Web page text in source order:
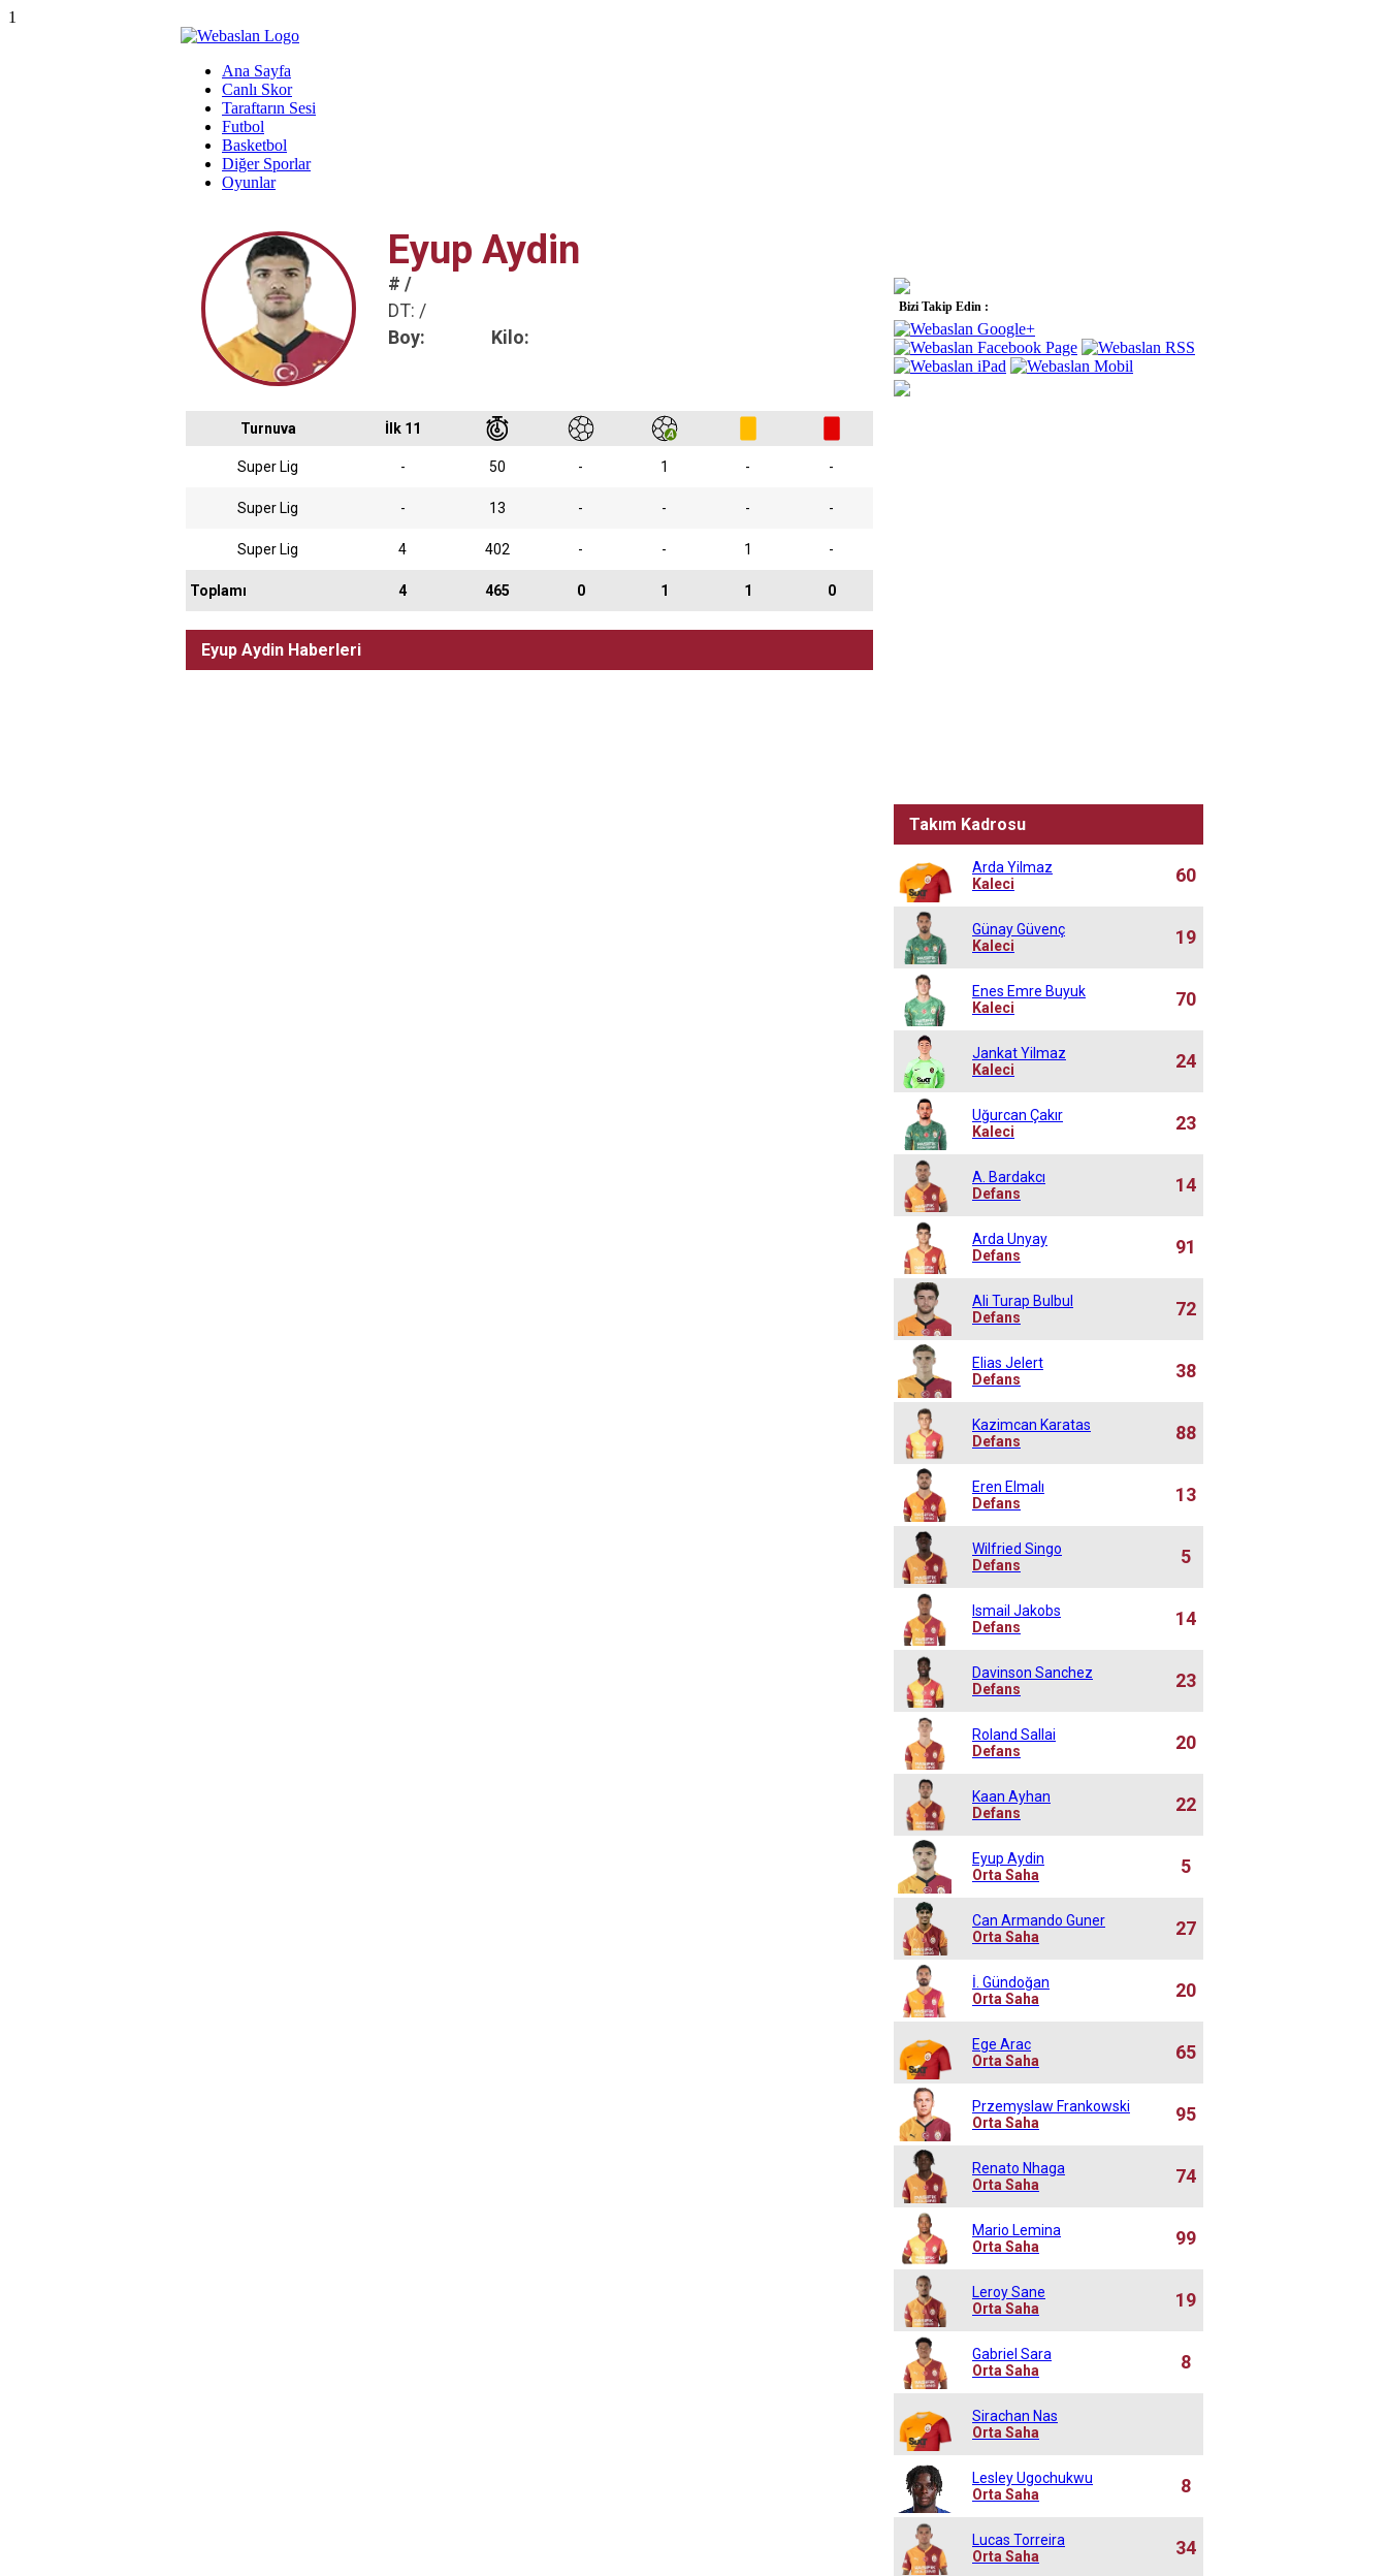
1
Ana Sayfa
Canlı Skor
Taraftarın Sesi
Futbol
Basketbol
Diğer Sporlar
Oyunlar
Eyup Aydin
# /
DT: /
Boy:
Kilo:
Turnuva İlk 11
Super Lig - 50 - 1 - -
Super Lig - 13 - - - -
Super Lig 4 402 - - 1 -
Toplamı 4 465 0 1 1 0
Eyup Aydin Haberleri
Bizi Takip Edin :
Takım Kadrosu
Arda Yilmaz
Kaleci
60
Günay Güvenç
Kaleci
19
Enes Emre Buyuk
Kaleci
70
Jankat Yilmaz
Kaleci
24
Uğurcan Çakır
Kaleci
23
A. Bardakcı
Defans
14
Arda Unyay
Defans
91
Ali Turap Bulbul
Defans
72
Elias Jelert
Defans
38
Kazimcan Karatas
Defans
88
Eren Elmalı
Defans
13
Wilfried Singo
Defans
5
Ismail Jakobs
Defans
14
Davinson Sanchez
Defans
23
Roland Sallai
Defans
20
Kaan Ayhan
Defans
22
Eyup Aydin
Orta Saha
5
Can Armando Guner
Orta Saha
27
İ. Gündoğan
Orta Saha
20
Ege Arac
Orta Saha
65
Przemyslaw Frankowski
Orta Saha
95
Renato Nhaga
Orta Saha
74
Mario Lemina
Orta Saha
99
Leroy Sane
Orta Saha
19
Gabriel Sara
Orta Saha
8
Sirachan Nas
Orta Saha
Lesley Ugochukwu
Orta Saha
8
Lucas Torreira
Orta Saha
34